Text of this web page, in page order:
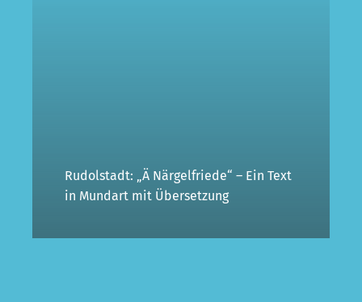
Rudolstadt: „Ä Närgelfriede“ – Ein Text
in Mundart mit Übersetzung